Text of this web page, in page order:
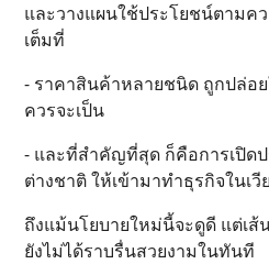
และวางแผนใช้ประโยชน์ตามค
เต็มที่
- ราคาสินค้าหลายชนิด ถูกปล่อ
ควรจะเป็น
- และที่สำคัญที่สุด ก็คือการเปิด
ต่างชาติ ให้เข้ามาทำธุรกิจในเ
ถึงแม้นโยบายใหม่นี้จะดูดี แต่เส้
ยังไม่ได้ราบรื่นสวยงามในทันที